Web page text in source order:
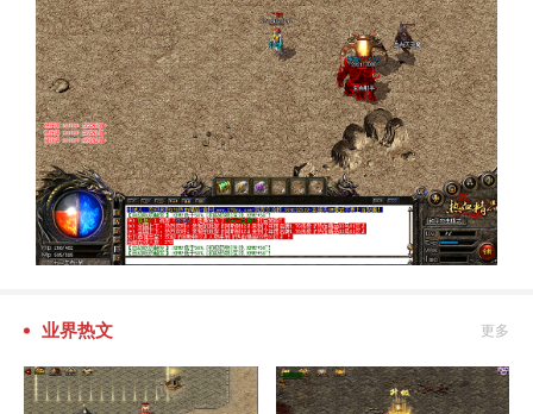
业界热文 更多